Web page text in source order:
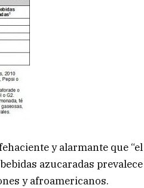
y alarmante que “el
azucaradas prevalece
y afroamericanos.